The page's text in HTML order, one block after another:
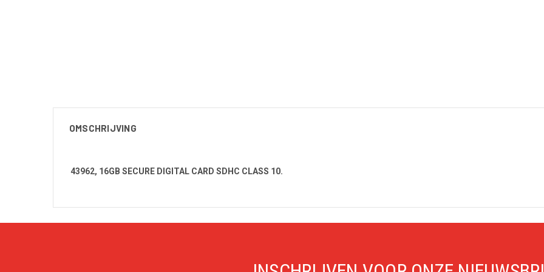
OMSCHRIJVING
43962, 16GB SECURE DIGITAL CARD SDHC CLASS 10.